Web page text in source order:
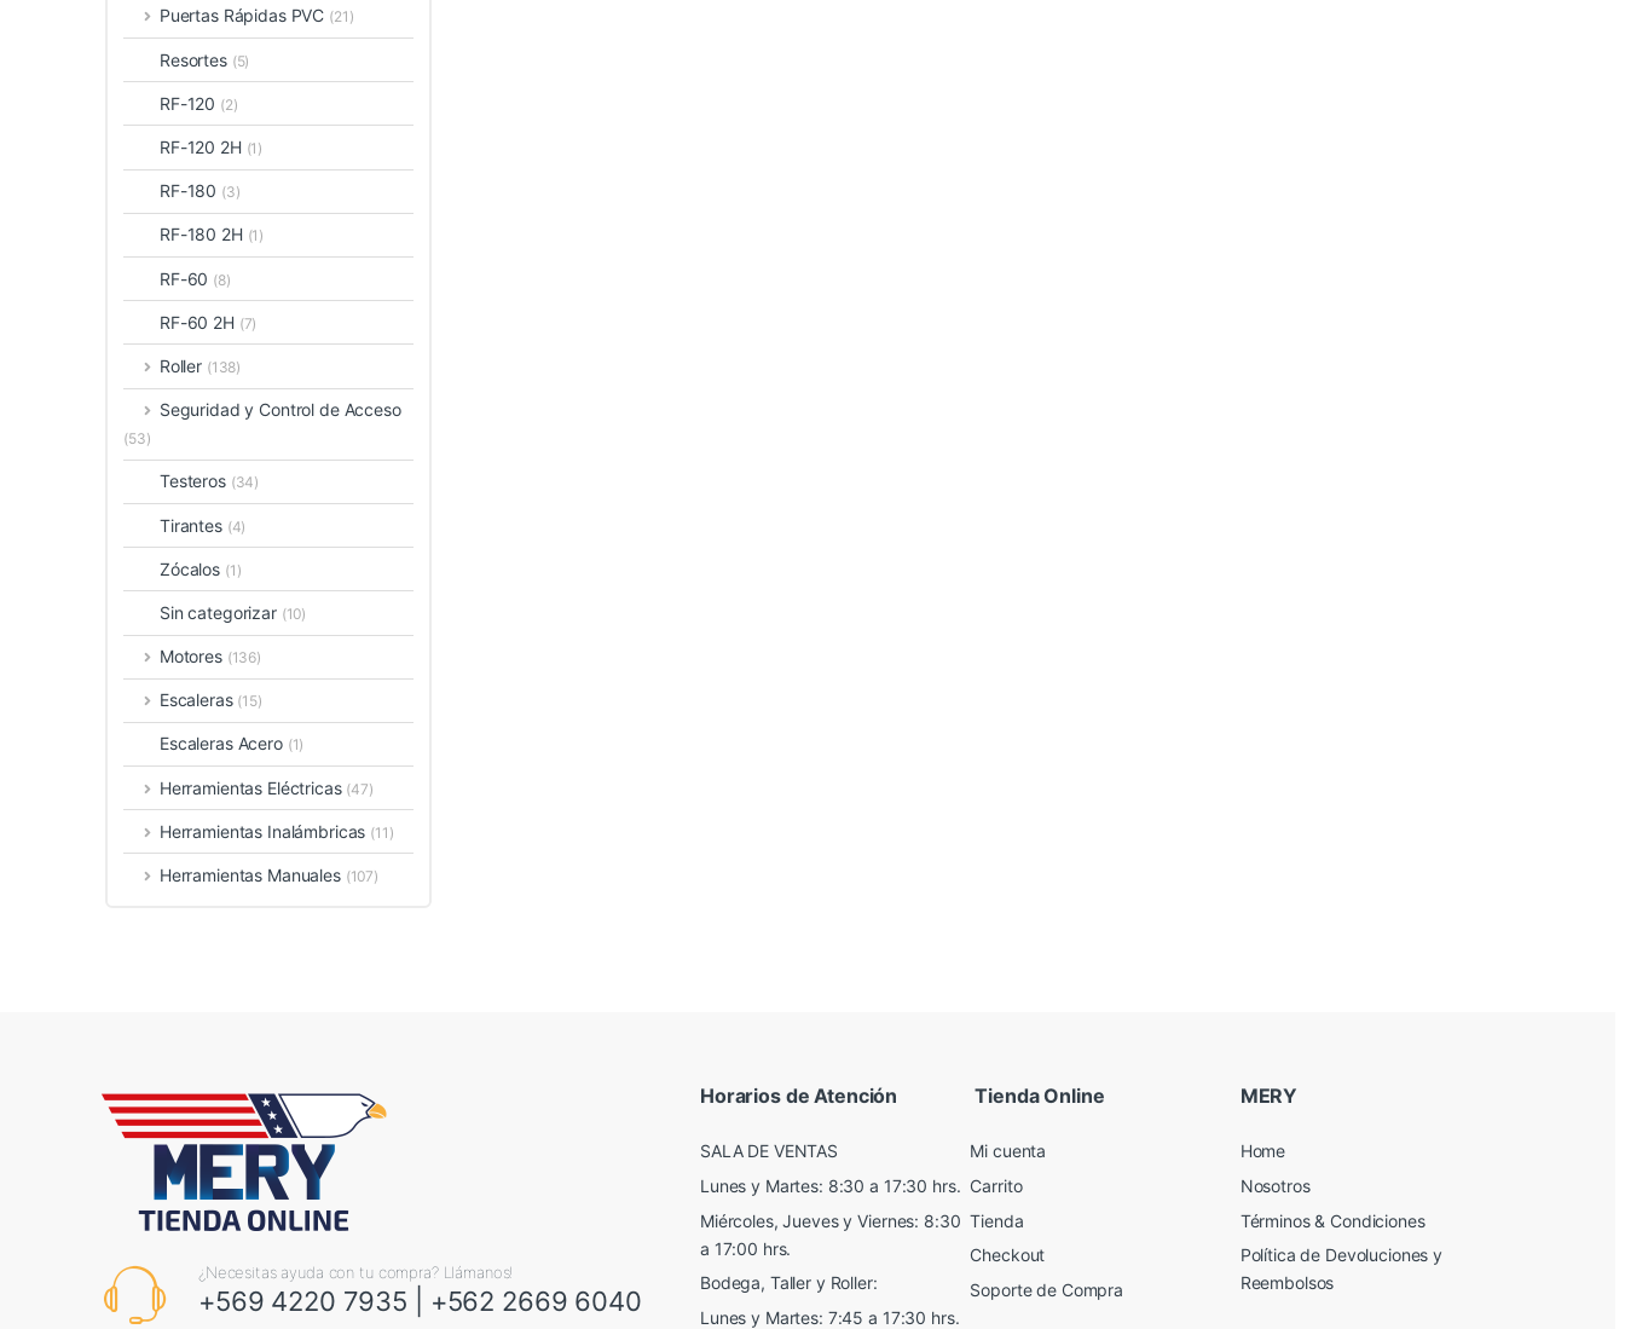
Puertas Rápidas PVC (21)
Resortes (5)
RF-120 (2)
RF-120 2H (1)
RF-180 (3)
RF-180 2H (1)
RF-60 (8)
RF-60 2H (7)
Roller (138)
Seguridad y Control de Acceso
(53)
Testeros (34)
Tirantes (4)
Zócalos (1)
Sin categorizar (10)
Motores (136)
Escaleras (15)
Escaleras Acero (1)
Herramientas Eléctricas (47)
Herramientas Inalámbricas (11)
Herramientas Manuales (107)
¿Necesitas ayuda con tu compra? Llámanos!
+569 4220 7935 +562 2669 6040
Horarios de Atención
SALA DE VENTAS
Lunes y Martes: 8:30 a 17:30 hrs.
Miércoles, Jueves y Viernes: 8:30
a 17:00 hrs.
Bodega, Taller y Roller:
Lunes y Martes: 7:45 a 17:30 hrs.
Tienda Online
Mi cuenta
Carrito
Tienda
Checkout
Soporte de Compra
MERY
Home
Nosotros
Términos & Condiciones
Política de Devoluciones y
Reembolsos